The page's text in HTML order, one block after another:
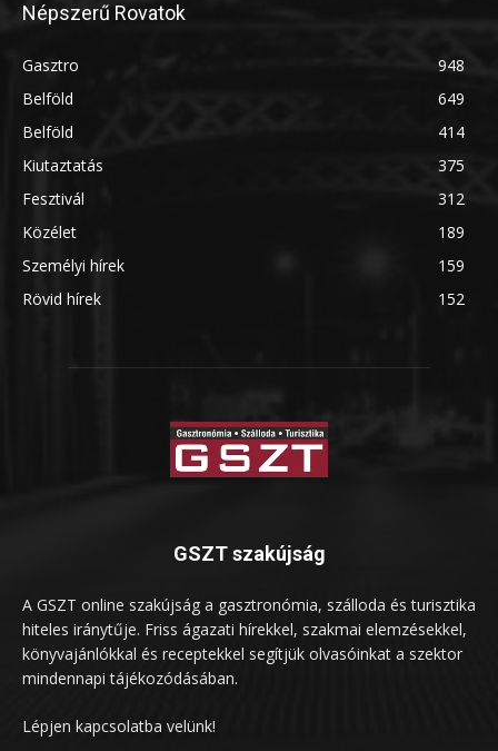
Népszerű Rovatok
Gasztro
948
Belföld
649
Belföld
414
Kiutaztatás
375
Fesztivál
312
Közélet
189
Személyi hírek
159
Rövid hírek
152
GSZT szakújság
A GSZT online szakújság a gasztronómia, szálloda és turisztika
hiteles iránytűje. Friss ágazati hírekkel, szakmai elemzésekkel,
könyvajánlókkal és receptekkel segítjük olvasóinkat a szektor
mindennapi tájékozódásában.
Lépjen kapcsolatba velünk!